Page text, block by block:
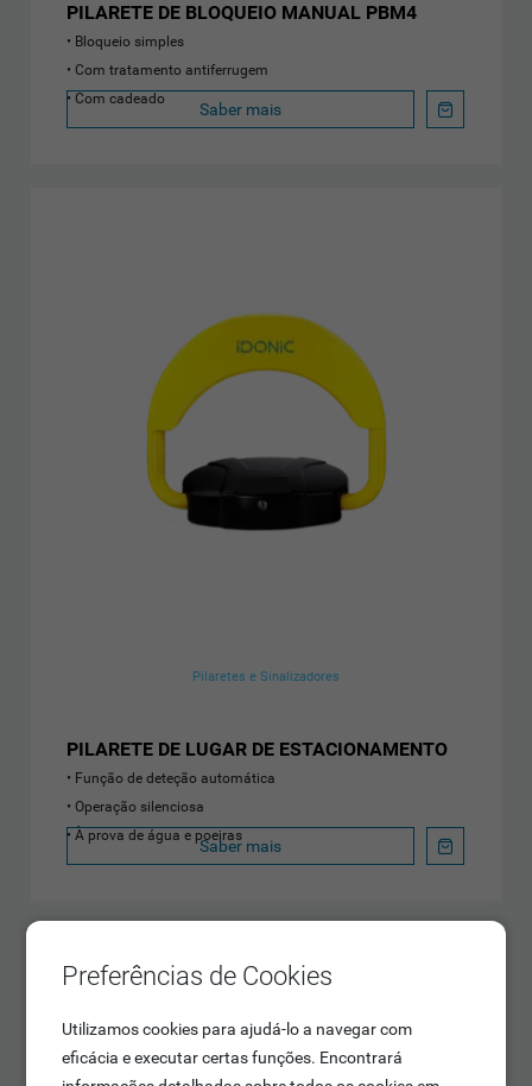
PILARETE DE BLOQUEIO MANUAL PBM4
Bloqueio simples
Com tratamento antiferrugem
Com cadeado
Saber mais
Pilaretes e Sinalizadores
PILARETE DE LUGAR DE ESTACIONAMENTO
Função de deteção automática
Operação silenciosa
À prova de água e poeiras
Saber mais
Preferências de Cookies
Utilizamos cookies para ajudá-lo a navegar com
eficácia e executar certas funções. Encontrará